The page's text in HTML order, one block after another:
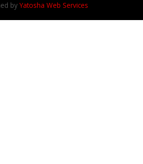
byYatosha Web Services